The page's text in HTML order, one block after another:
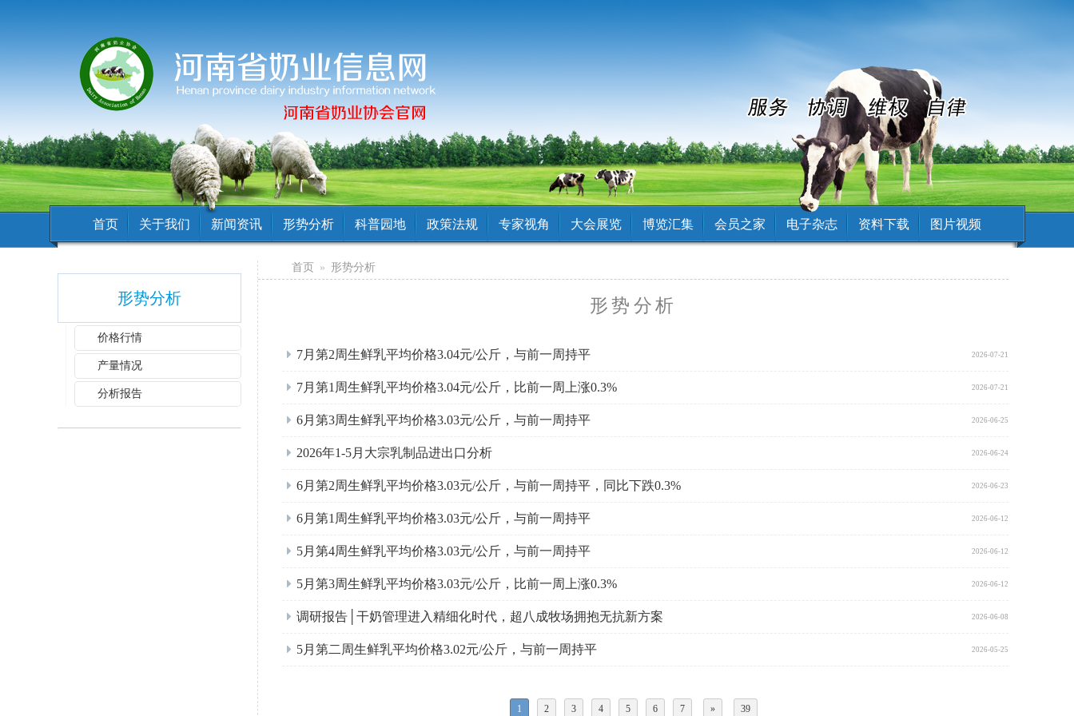
首页 关于我们 新闻资讯 形势分析 科普园地 政策法规 专家视角 大会展览 博览汇集 会员之家 电子杂志 资料下载 图片视频
形势分析
价格行情
产量情况
分析报告
首页 » 形势分析
形势分析
2026-07-21
7月第2周生鲜乳平均价格3.04元/公斤，与前一周持平
2026-07-21
7月第1周生鲜乳平均价格3.04元/公斤，比前一周上涨0.3%
2026-06-25
6月第3周生鲜乳平均价格3.03元/公斤，与前一周持平
2026-06-24
2026年1-5月大宗乳制品进出口分析
2026-06-23
6月第2周生鲜乳平均价格3.03元/公斤，与前一周持平，同比下跌0.3%
2026-06-12
6月第1周生鲜乳平均价格3.03元/公斤，与前一周持平
2026-06-12
5月第4周生鲜乳平均价格3.03元/公斤，与前一周持平
2026-06-12
5月第3周生鲜乳平均价格3.03元/公斤，比前一周上涨0.3%
2026-06-08
调研报告│干奶管理进入精细化时代，超八成牧场拥抱无抗新方案
2026-05-25
5月第二周生鲜乳平均价格3.02元/公斤，与前一周持平
1 2 3 4 5 6 7 » 39